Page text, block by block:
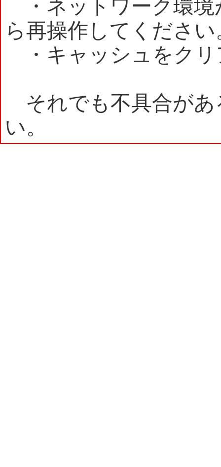
・ネットワーク環境
ら再操作してください
・キャッシュをクリ
それでも不具合があ
い。